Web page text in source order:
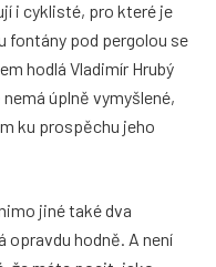
i cyklisté, pro které je
fontány pod pergolou se
hodlá Vladimír Hrubý
úplně vymyšlené,
ku prospěchu jeho
jiné také dva
opravdu hodně. A není